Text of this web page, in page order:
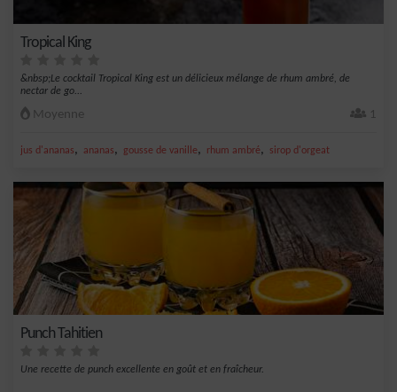
Tropical King
&nbsp;Le cocktail Tropical King est un délicieux mélange de rhum ambré, de
nectar de go...
Moyenne 1
jus d'ananas, ananas, gousse de vanille, rhum ambré, sirop d'orgeat
Punch Tahitien
Une recette de punch excellente en goût et en fraîcheur.